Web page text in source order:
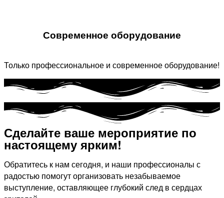
Современное оборудование
Только профессиональное и современное оборудование!
Сделайте ваше мероприятие по
настоящему ярким!​
Обратитесь к нам сегодня, и наши профессионалы с
радостью помогут организовать незабываемое
выступление, оставляющее глубокий след в сердцах